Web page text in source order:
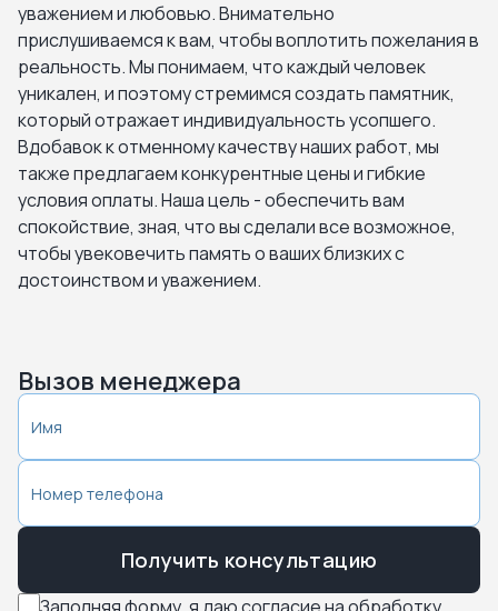
Домодедово. Колычёвское кладбище
Домодедово. Меткинское кладбище
Домодедово. Новое-Ямское кладбище
Егорьевск. Новое Егорьевское
Истра. Аносинское кладбище
Истра. Новое городское кладбище
Кашира. Аладьинское кладбище
Кашира. Кладбище Тарасково
уважением и любовью. Внимательно
прислушиваемся к вам, чтобы воплотить пожелания в
реальность. Мы понимаем, что каждый человек
уникален, и поэтому стремимся создать памятник,
который отражает индивидуальность усопшего.
Вдобавок к отменному качеству наших работ, мы
также предлагаем конкурентные цены и гибкие
условия оплаты. Наша цель - обеспечить вам
спокойствие, зная, что вы сделали все возможное,
чтобы увековечить память о ваших близких с
достоинством и уважением.
Вызов менеджера
Получить консультацию